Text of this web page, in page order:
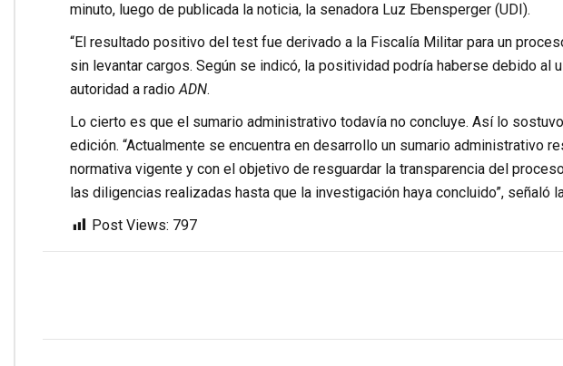
minuto, luego de publicada la noticia, la senadora Luz Ebensperger (UDI).
“El resultado positivo del test fue derivado a la Fiscalía Militar para un
sin levantar cargos. Según se indicó, la positividad podría haberse debido al
autoridad a radioADN.
Lo cierto es que el sumario administrativo todavía no concluye. Así lo
edición. “Actualmente se encuentra en desarrollo un sumario administrativo
normativa vigente y con el objetivo de resguardar la transparencia del
las diligencias realizadas hasta que la investigación haya concluido”, señaló
Post Views: 797